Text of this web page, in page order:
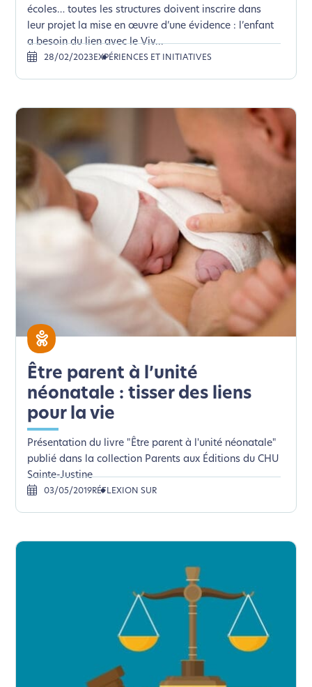
écoles… toutes les structures doivent inscrire dans
leur projet la mise en œuvre d’une évidence : l’enfant
a besoin du lien avec le Viv...
28/02/2023 EXPÉRIENCES ET INITIATIVES
Être parent à l’unité
néonatale : tisser des liens
pour la vie
Présentation du livre "Être parent à l'unité néonatale"
publié dans la collection Parents aux Éditions du CHU
Sainte-Justine
03/05/2019RÉFLEXION SUR